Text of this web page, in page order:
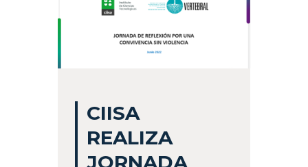
CONTINUA
CIISA
REALIZA
JORNADA